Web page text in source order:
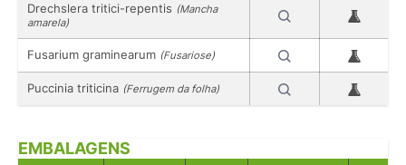
Drechslera tritici-repentis (Mancha
amarela)
Fusarium graminearum (Fusariose)
Puccinia triticina (Ferrugem da folha)
EMBALAGENS